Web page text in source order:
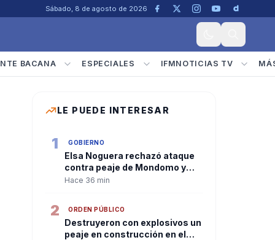
Sábado, 8 de agosto de 2026
BACANA ESPECIALES IFMNOTICIAS TV
LE PUEDE INTERESAR
1 GOBIERNO
Elsa Noguera rechazó ataque
contra peaje de Mondomo y
anunció acciones para
Hace 36 min
2 ORDEN PÚBLICO
Destruyeron con explosivos un
peaje en construcción en el